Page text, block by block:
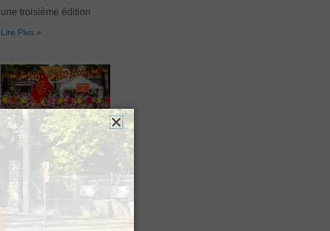
une troisième édition
Lire Plus »
Hestiv’Òc : Les férias
Béarnaises font leur
grand retour à Pau
Lire Plus »